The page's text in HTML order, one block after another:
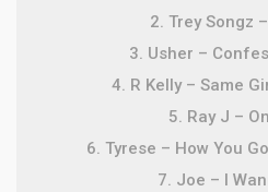
2. Trey Songz
3. Usher –
4. R Kelly – Same
5. Ray J –
6. Tyrese – How You
7. Joe – I